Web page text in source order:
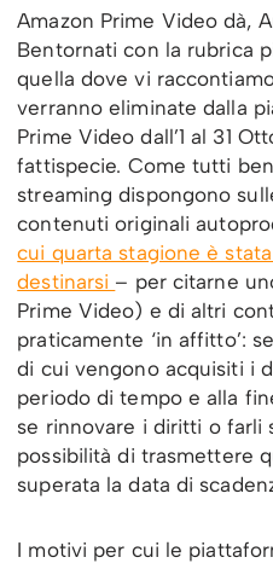
Amazon Prime Video dà,
Bentornati con la rubrica
quella dove vi
verranno eliminate dalla
Prime Video dall’1 al 31
fattispecie. Come tutti
streaming dispongono
contenuti originali
cui quarta stagione è
destinarsi – per citarne
Prime Video) e di altri
praticamente ‘in affitto’:
di cui vengono acquisiti i
periodo di tempo e alla
se rinnovare i diritti o farli
possibilità di trasmettere
superata la data di
I motivi per cui le